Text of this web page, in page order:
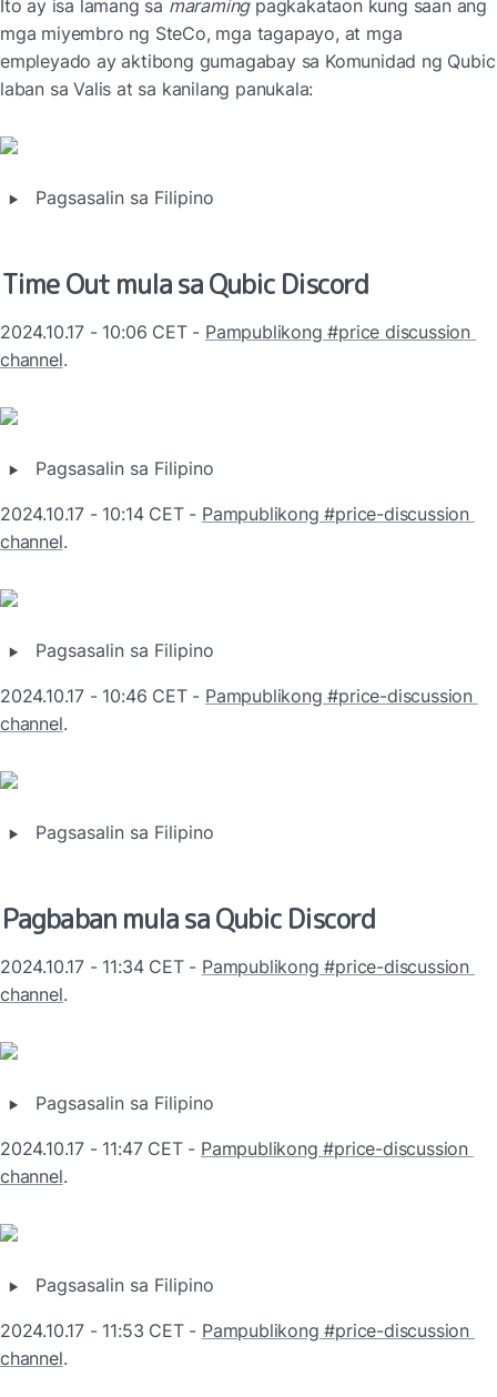
Ito ay isa lamang sa maraming pagkakataon kung saan ang
mga miyembro ng SteCo, mga tagapayo, at mga
empleyado ay aktibong gumagabay sa Komunidad ng Qubic
laban sa Valis at sa kanilang panukala:
‣ Pagsasalin sa Filipino
Time Out mula sa Qubic Discord
2024.10.17 - 10:06 CET - Pampublikong #price discussion
channel.
‣ Pagsasalin sa Filipino
2024.10.17 - 10:14 CET - Pampublikong #price-discussion
channel.
‣ Pagsasalin sa Filipino
2024.10.17 - 10:46 CET - Pampublikong #price-discussion
channel.
‣ Pagsasalin sa Filipino
Pagbaban mula sa Qubic Discord
2024.10.17 - 11:34 CET - Pampublikong #price-discussion
channel.
‣ Pagsasalin sa Filipino
2024.10.17 - 11:47 CET - Pampublikong #price-discussion
channel.
‣ Pagsasalin sa Filipino
2024.10.17 - 11:53 CET - Pampublikong #price-discussion
channel.